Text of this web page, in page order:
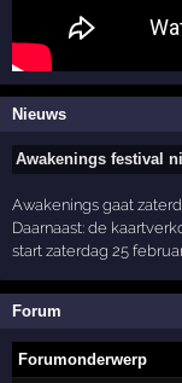
Nieuws
Awakenings festival
Awakenings gaat
Daarnaast: de
start zaterdag 25
Forum
Forumonderwerp